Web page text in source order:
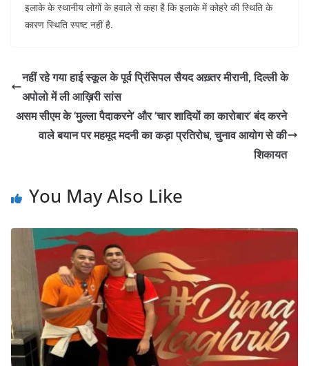
इलाके के स्थानीय लोगों के हवाले से कहा है कि इलाके में कोहरे की स्थिति के
कारण स्थिति स्पष्ट नहीं है.
नहीं रहे गया हाई स्कूल के पूर्व प्रिंसिपल सैयद अख़्तर मीरानी, दिल्ली के
अपोलो में ली आख़िरी सांस
असम सीएम के ‘मुल्ला पैदाकरने’ और ‘चार शादियों का कारोबार’ बंद करने
वाले बयान पर महमूद मदनी का कड़ा प्रतिरोध, चुनाव आयोग से की
शिकायत
You May Also Like